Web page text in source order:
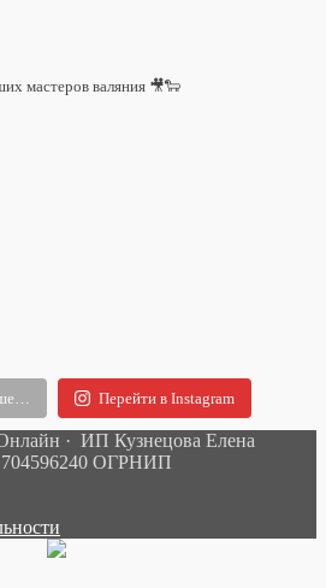
мастеров валяния 🎥🐑
Перейти в Instagram
· ИП Кузнецова Елена
ОГРНИП